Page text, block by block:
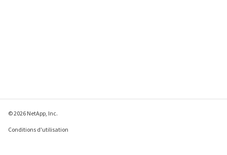
© 2026 NetApp, Inc.
Conditions d'utilisation